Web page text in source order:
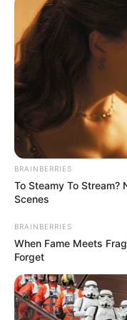
BRAINBERRIES
To Steamy To Stream?
Scenes
BRAINBERRIES
When Fame Meets
Forget